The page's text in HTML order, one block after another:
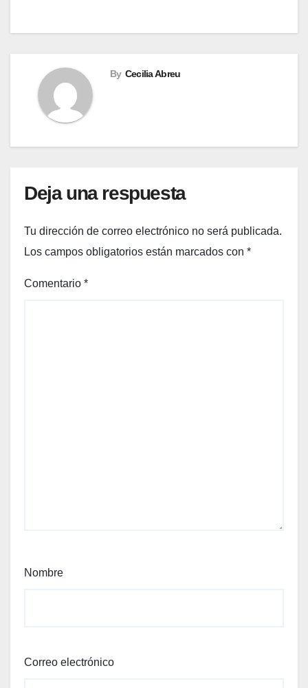
By Cecilia Abreu
Deja una respuesta
Tu dirección de correo electrónico no será publicada.
Los campos obligatorios están marcados con *
Comentario *
Nombre
Correo electrónico